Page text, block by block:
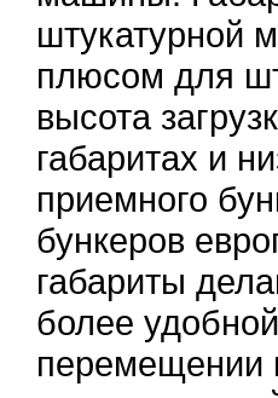
плюсом для
высота
габаритах и
приемного
бункеров
габариты
более
перемещении